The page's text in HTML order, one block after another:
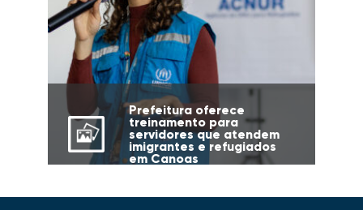
Prefeitura oferece
treinamento para
servidores que atendem
imigrantes e refugiados
em Canoas